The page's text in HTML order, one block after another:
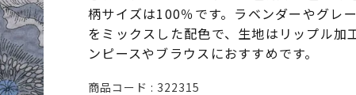
柄サイズは100％です。ラベンダーやグレ
をミックスした配色で、生地はリップル加
ンピースやブラウスにおすすめです。
商品コード 322315